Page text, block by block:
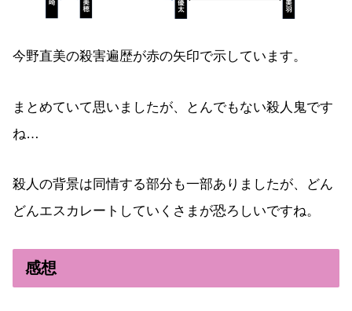
今野直美の殺害遍歴が赤の矢印で示しています。
まとめていて思いましたが、とんでもない殺人鬼です
ね…
殺人の背景は同情する部分も一部ありましたが、どん
どんエスカレートしていくさまが恐ろしいですね。
感想